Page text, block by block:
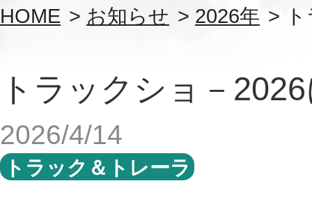
HOME > お知らせ > 2026年 > ト
トラックショ－
2026/4/14
トラック＆トレーラ